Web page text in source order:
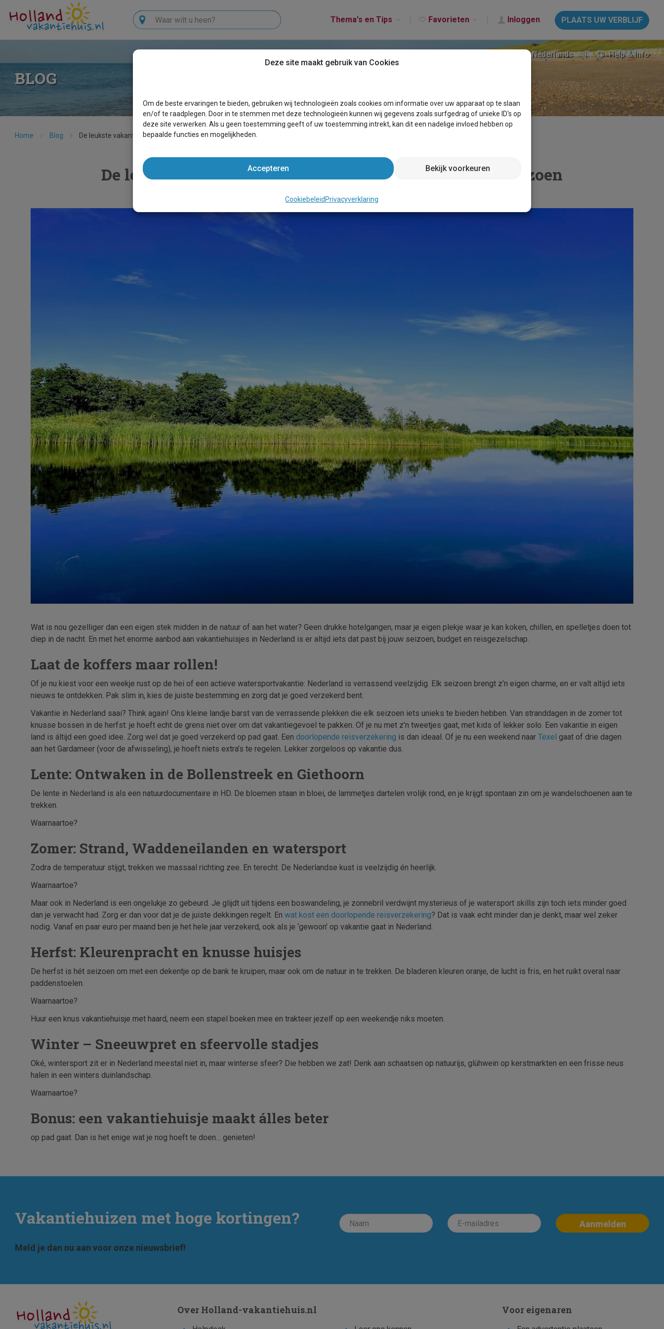
Thema's en Tips Favorieten Inloggen PLAATS UW VERBLIJF
Zoeken
Nederlands Help & Info
BLOG
Home Blog De leukste vakantiebestemmingen in Nederland per seizoen
De leukste vakantiebestemmingen in Nederland per seizoen
21 NOVEMBER 2025
Wat is nou gezelliger dan een eigen stek midden in de natuur of aan het water? Geen drukke hotelgangen, maar je eigen plekje waar je kan koken, chillen, en spelletjes doen tot
diep in de nacht. En met het enorme aanbod aan vakantiehuisjes in Nederland is er altijd iets dat past bij jouw seizoen, budget en reisgezelschap.
Laat de koffers maar rollen!
Of je nu kiest voor een weekje rust op de hei of een actieve watersportvakantie: Nederland is verrassend veelzijdig. Elk seizoen brengt z’n eigen charme, en er valt altijd iets
nieuws te ontdekken. Pak slim in, kies de juiste bestemming en zorg dat je goed verzekerd bent.
Vakantie in Nederland saai? Think again! Ons kleine landje barst van de verrassende plekken die elk seizoen iets unieks te bieden hebben. Van stranddagen in de zomer tot
knusse bossen in de herfst: je hoeft echt de grens niet over om dat vakantiegevoel te pakken. Of je nu met z’n tweetjes gaat, met kids of lekker solo. Een vakantie in eigen
land is áltijd een goed idee. Zorg wel dat je goed verzekerd op pad gaat. Een doorlopende reisverzekering is dan ideaal. Of je nu een weekend naar Texel gaat of drie dagen
aan het Gardameer (voor de afwisseling), je hoeft niets extra’s te regelen. Lekker zorgeloos op vakantie dus.
Lente: Ontwaken in de Bollenstreek en Giethoorn
De lente in Nederland is als een natuurdocumentaire in HD. De bloemen staan in bloei, de lammetjes dartelen vrolijk rond, en je krijgt spontaan zin om je wandelschoenen aan te
trekken.
Waarnaartoe?
Zomer: Strand, Waddeneilanden en watersport
Zodra de temperatuur stijgt, trekken we massaal richting zee. En terecht. De Nederlandse kust is veelzijdig én heerlijk.
Waarnaartoe?
Maar ook in Nederland is een ongelukje zo gebeurd. Je glijdt uit tijdens een boswandeling, je zonnebril verdwijnt mysterieus of je watersport skills zijn toch iets minder goed
dan je verwacht had. Zorg er dan voor dat je de juiste dekkingen regelt. En wat kost een doorlopende reisverzekering? Dat is vaak echt minder dan je denkt, maar wel zeker
nodig. Vanaf en paar euro per maand ben je het hele jaar verzekerd, ook als je ‘gewoon’ op vakantie gaat in Nederland.
Herfst: Kleurenpracht en knusse huisjes
De herfst is hét seizoen om met een dekentje op de bank te kruipen, maar ook om de natuur in te trekken. De bladeren kleuren oranje, de lucht is fris, en het ruikt overal naar
paddenstoelen.
Waarnaartoe?
Huur een knus vakantiehuisje met haard, neem een stapel boeken mee en trakteer jezelf op een weekendje niks moeten.
Winter – Sneeuwpret en sfeervolle stadjes
Oké, wintersport zit er in Nederland meestal niet in, maar winterse sfeer? Die hebben we zat! Denk aan schaatsen op natuurijs, glühwein op kerstmarkten en een frisse neus
halen in een winters duinlandschap.
Waarnaartoe?
Bonus: een vakantiehuisje maakt álles beter
op pad gaat. Dan is het enige wat je nog hoeft te doen… genieten!
Vakantiehuizen met hoge kortingen?
Meld je dan nu aan voor onze nieuwsbrief!
Deze site maakt gebruik van Cookies
Om de beste ervaringen te bieden, gebruiken wij technologieën zoals cookies om informatie over uw apparaat op te slaan
en/of te raadplegen. Door in te stemmen met deze technologieën kunnen wij gegevens zoals surfgedrag of unieke ID's op
deze site verwerken. Als u geen toestemming geeft of uw toestemming intrekt, kan dit een nadelige invloed hebben op
bepaalde functies en mogelijkheden.
Accepteren Bekijk voorkeuren
Cookiebeleid Privacyverklaring
Over Holland-vakantiehuis.nl Voor eigenaren